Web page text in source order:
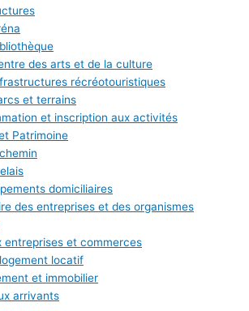
des arts et de la culture
récréotouristiques
et terrains
et inscription aux activités
Patrimoine
domiciliaires
des entreprises et des organismes
entreprises et commerces
locatif
et immobilier
arrivants